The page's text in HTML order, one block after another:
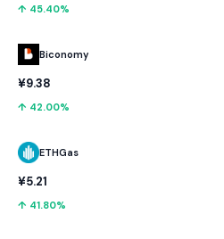
↑ 45.40%
Biconomy
¥9.38
↑ 42.00%
ETHGas
¥5.21
↑ 41.80%